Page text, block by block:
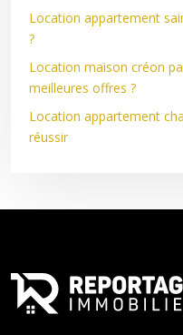
Location appartement
?
Location maison créon
meilleures offres ?
Location appartement
réussir